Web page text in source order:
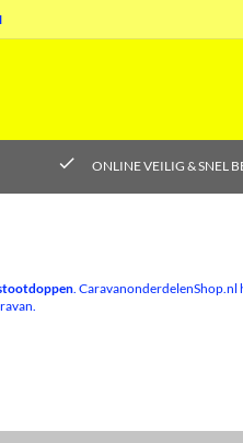
check ONLINE VEILIG & SNEL
.